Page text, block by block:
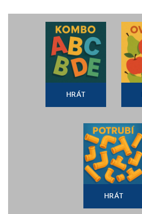
HRÁT
HRÁT